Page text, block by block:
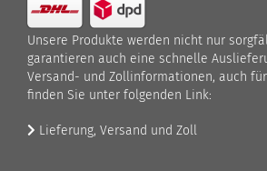
Unsere Produkte werden nicht nur
garantieren auch eine schnelle
Versand- und Zollinformationen, auch
finden Sie unter folgenden Link:
Lieferung, Versand und Zoll